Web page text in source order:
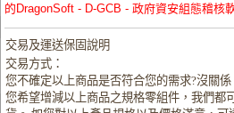
的DragonSoft - D-GCB - 政府資安組態稽核
交易及運送保固說明
交易方式：
您不確定以上商品是否符合您的需求?沒關
您希望增減以上商品之規格零組件，我們都